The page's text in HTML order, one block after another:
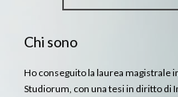
Chi sono
Ho conseguito la laurea magistrale
Studiorum, con una tesi in diritto di